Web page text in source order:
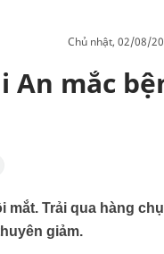
chủ nhật, 02/08/
An mắc
mắt. Trải qua hàng
giảm.